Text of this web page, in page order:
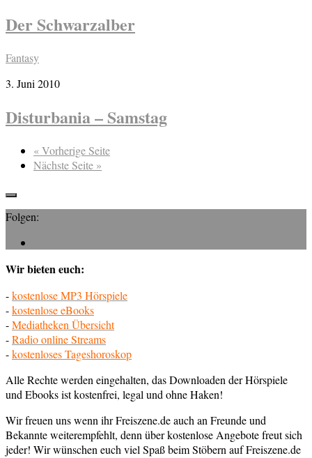
Der Schwarzalber
Fantasy
3. Juni 2010
Disturbania – Samstag
« Vorherige Seite
Nächste Seite »
Folgen:
Wir bieten euch:
-kostenlose MP3 Hörspiele
-kostenlose eBooks
-Mediatheken Übersicht
-Radio online Streams
-kostenloses Tageshoroskop
Alle Rechte werden eingehalten, das Downloaden der Hörspiele
und Ebooks ist kostenfrei, legal und ohne Haken!
Wir freuen uns wenn ihr Freiszene.de auch an Freunde und
Bekannte weiterempfehlt, denn über kostenlose Angebote freut sich
jeder! Wir wünschen euch viel Spaß beim Stöbern auf Freiszene.de